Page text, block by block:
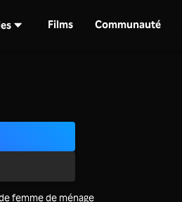
Films Communauté
femme de ménage